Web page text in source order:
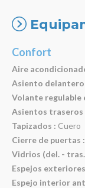
Confort
Aire
Asiento
Volante regulable
Asientos traseros
Tapizados : Cuero
Cierre de puertas :
Vidrios (del. -
Espejos
Espejo interior